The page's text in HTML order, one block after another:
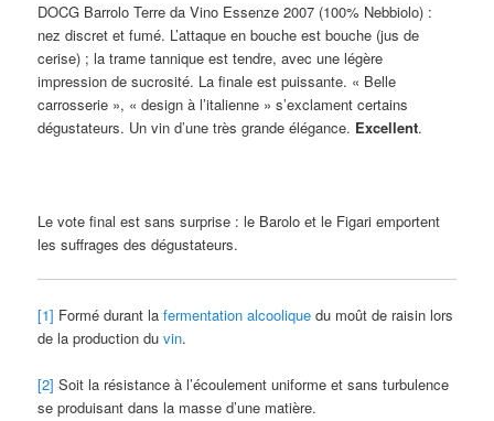
DOCG Barrolo Terre da Vino Essenze 2007 (100% Nebbiolo) :
nez discret et fumé. L’attaque en bouche est bouche (jus de
cerise) ; la trame tannique est tendre, avec une légère
impression de sucrosité. La finale est puissante. « Belle
carrosserie », « design à l’italienne » s’exclament certains
dégustateurs. Un vin d’une très grande élégance. Excellent.
Le vote final est sans surprise : le Barolo et le Figari emportent
les suffrages des dégustateurs.
[1] Formé durant la fermentation alcoolique du moût de raisin lors
de la production du vin.
[2] Soit la résistance à l’écoulement uniforme et sans turbulence
se produisant dans la masse d’une matière.